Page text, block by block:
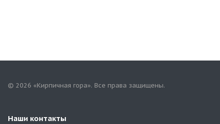
© 2026 «Кирпичная гора». Все права защищены.
Наши контакты